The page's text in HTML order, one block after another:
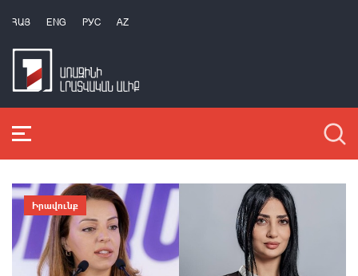
ՀԱՅ ENG РУС AZ
Իրավունք